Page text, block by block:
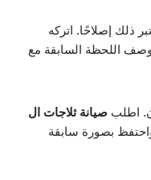
ذلك إصلاحًا. اتركه
اللحظة السابقة مع
اطلب صيانة ثلاجات ال
بصورة سابقة